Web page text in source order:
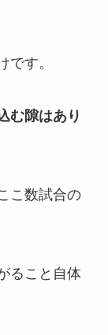
です。
む隙はあり
こ数試合の
ること自体